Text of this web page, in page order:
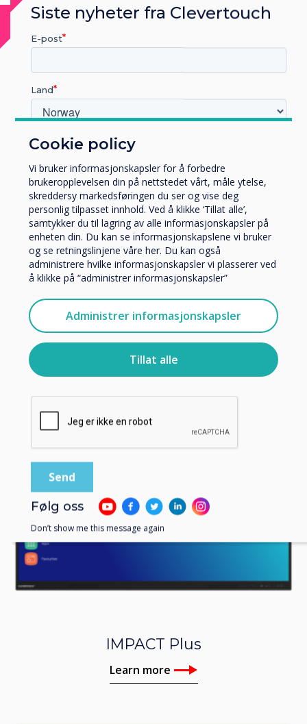
MDM is compatible with
IMPACT Max
Learn more
IMPACT Plus
Learn more
Cookie policy
Vi bruker informasjonskapsler for å forbedre
brukeropplevelsen din på nettstedet vårt, måle ytelse,
skreddersy markedsføringen du ser og vise deg
personlig tilpasset innhold. Ved å klikke ‘Tillat alle’,
samtykker du til lagring av alle informasjonskapsler på
enheten din. Du kan se informasjonskapslene vi bruker
og se retningslinjene våre her. Du kan også
administrere hvilke informasjonskapsler vi plasserer ved
å klikke på “administrer informasjonskapsler”
Administrer informasjonskapsler
Tillat alle
Siste nyheter fra Clevertouch
E-post
Land
Hvilken bransje jobber du i?
Företag
Övriga
Selskapets navn
Vi vil gjerne kontakte deg angående våre produkter og
tjenester via e-post, telefon eller post.
Jeg godtar å motta kommunikasjon fra
Clevertouch.
For informasjon om hvordan vi samler inn og bruker
personopplysningene dine, se vår
personvernerklæring.
Ved å klikke på send gir du samtykke til Clevertouch til å
Følg oss
Don’t show me this message again